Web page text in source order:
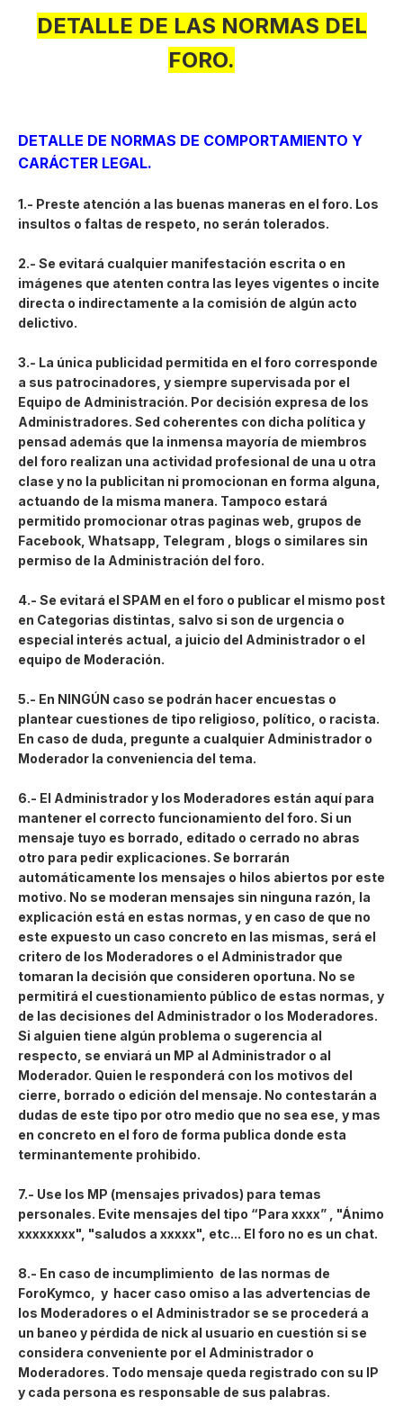
DETALLE DE LAS NORMAS DEL
FORO.
DETALLE DE NORMAS DE COMPORTAMIENTO Y
CARÁCTER LEGAL.
1.- Preste atención a las buenas maneras en el foro. Los
insultos o faltas de respeto, no serán tolerados.
2.- Se evitará cualquier manifestación escrita o en
imágenes que atenten contra las leyes vigentes o incite
directa o indirectamente a la comisión de algún acto
delictivo.
3.- La única publicidad permitida en el foro corresponde
a sus patrocinadores, y siempre supervisada por el
Equipo de Administración. Por decisión expresa de los
Administradores. Sed coherentes con dicha política y
pensad además que la inmensa mayoría de miembros
del foro realizan una actividad profesional de una u otra
clase y no la publicitan ni promocionan en forma alguna,
actuando de la misma manera. Tampoco estará
permitido promocionar otras paginas web, grupos de
Facebook, Whatsapp, Telegram , blogs o similares sin
permiso de la Administración del foro.
4.- Se evitará el SPAM en el foro o publicar el mismo post
en Categorias distintas, salvo si son de urgencia o
especial interés actual, a juicio del Administrador o el
equipo de Moderación.
5.- En NINGÚN caso se podrán hacer encuestas o
plantear cuestiones de tipo religioso, político, o racista.
En caso de duda, pregunte a cualquier Administrador o
Moderador la conveniencia del tema.
6.- El Administrador y los Moderadores están aquí para
mantener el correcto funcionamiento del foro. Si un
mensaje tuyo es borrado, editado o cerrado no abras
otro para pedir explicaciones. Se borrarán
automáticamente los mensajes o hilos abiertos por este
motivo. No se moderan mensajes sin ninguna razón, la
explicación está en estas normas, y en caso de que no
este expuesto un caso concreto en las mismas, será el
critero de los Moderadores o el Administrador que
tomaran la decisión que consideren oportuna. No se
permitirá el cuestionamiento público de estas normas, y
de las decisiones del Administrador o los Moderadores.
Si alguien tiene algún problema o sugerencia al
respecto, se enviará un MP al Administrador o al
Moderador. Quien le responderá con los motivos del
cierre, borrado o edición del mensaje. No contestarán a
dudas de este tipo por otro medio que no sea ese, y mas
en concreto en el foro de forma publica donde esta
terminantemente prohibido.
7.- Use los MP (mensajes privados) para temas
personales. Evite mensajes del tipo “Para xxxx” , "Ánimo
xxxxxxxx", "saludos a xxxxx", etc... El foro no es un chat.
8.- En caso de incumplimiento de las normas de
ForoKymco, y hacer caso omiso a las advertencias de
los Moderadores o el Administrador se se procederá a
un baneo y pérdida de nick al usuario en cuestión si se
considera conveniente por el Administrador o
Moderadores. Todo mensaje queda registrado con su IP
y cada persona es responsable de sus palabras.